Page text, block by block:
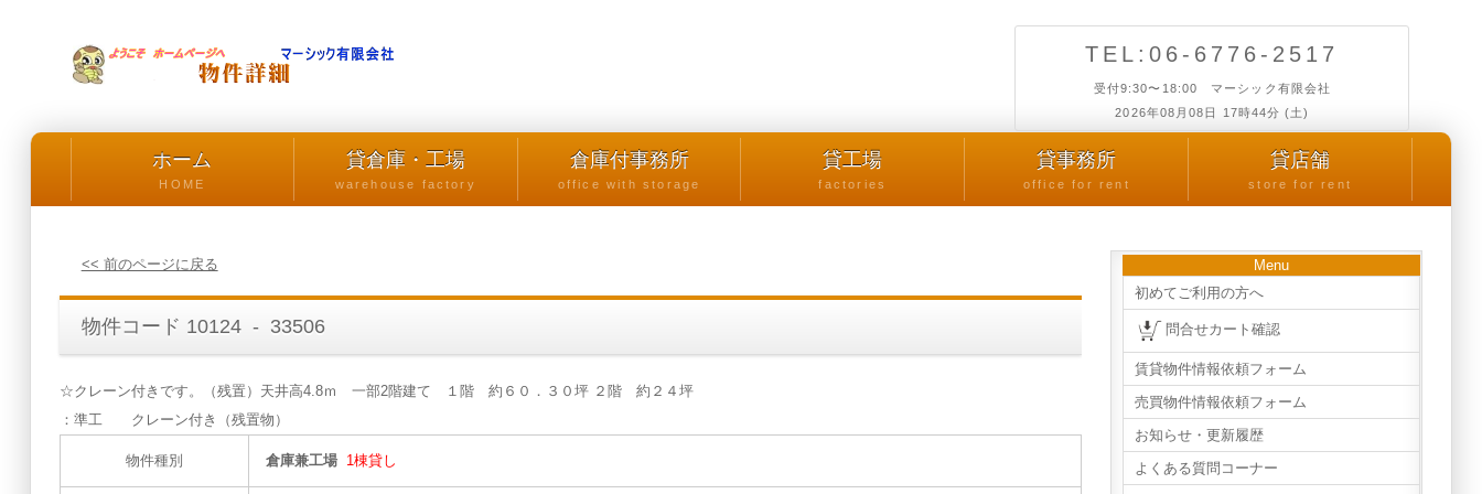
TEL:06-6776-2517
受付9:30〜18:00 マーシック有限会社
2026年08月08日 17時44分 (土)
ホーム
HOME
貸倉庫・工場
warehouse factory
倉庫付事務所
office with storage
貸工場
factories
貸事務所
office for rent
貸店舗
store for rent
<< 前のページに戻る
物件コード 10124 - 33506
☆クレーン付きです。（残置）天井高4.8ｍ 一部2階建て １階 約６０．３０坪 ２階 約２４坪
：準工 クレーン付き（残置物）
物件種別 倉庫兼工場 1棟貸し
Menu
初めてご利用の方へ
問合せカート確認
賃貸物件情報依頼フォーム
売買物件情報依頼フォーム
お知らせ・更新履歴
よくある質問コーナー